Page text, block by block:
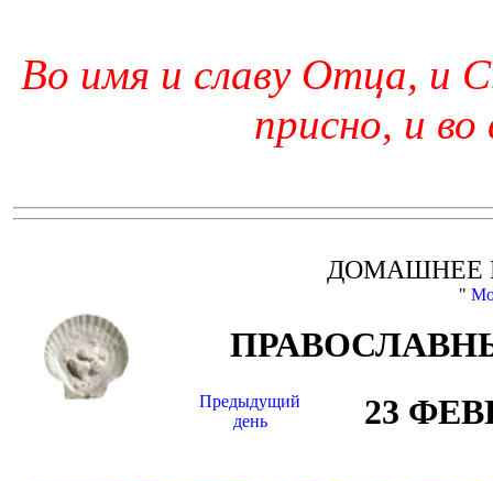
Во имя и славу Отца, и
присно, и во
ДОМАШНЕЕ
"
Предыдущий
день
23